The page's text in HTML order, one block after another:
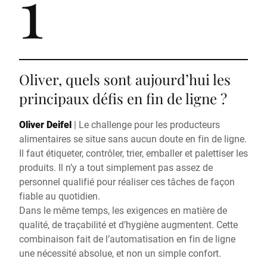
Oliver, quels sont aujourd’hui les
principaux défis en fin de ligne ?
Oliver Deifel | Le challenge pour les producteurs
alimentaires se situe sans aucun doute en fin de ligne.
Il faut étiqueter, contrôler, trier, emballer et palettiser les
produits. Il n’y a tout simplement pas assez de
personnel qualifié pour réaliser ces tâches de façon
fiable au quotidien.
Dans le même temps, les exigences en matière de
qualité, de traçabilité et d’hygiène augmentent. Cette
combinaison fait de l’automatisation en fin de ligne
une nécessité absolue, et non un simple confort.